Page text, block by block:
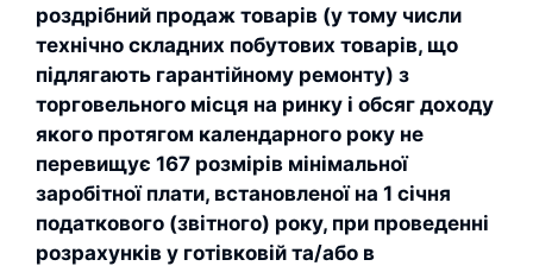
роздрібний продаж товарів (у тому числи
технічно складних побутових товарів, що
підлягають гарантійному ремонту) з
торговельного місця на ринку і обсяг доходу
якого протягом календарного року не
перевищує 167 розмірів мінімальної
заробітної плати, встановленої на 1 січня
податкового (звітного) року, при проведенні
розрахунків у готівковій та/або в